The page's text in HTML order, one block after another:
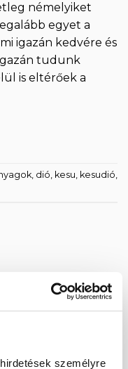
személyre
némelyiket
egyet a
igazán kedvére és
tudunk
is eltérőek a
, dió, kesu, kesudió,
és kesuvajat!